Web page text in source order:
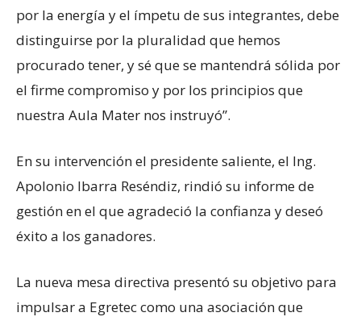
por la energía y el ímpetu de sus integrantes, debe
distinguirse por la pluralidad que hemos
procurado tener, y sé que se mantendrá sólida por
el firme compromiso y por los principios que
nuestra Aula Mater nos instruyó”.
En su intervención el presidente saliente, el Ing.
Apolonio Ibarra Reséndiz, rindió su informe de
gestión en el que agradeció la confianza y deseó
éxito a los ganadores.
La nueva mesa directiva presentó su objetivo para
impulsar a Egretec como una asociación que